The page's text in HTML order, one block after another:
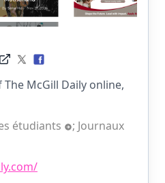
McGill Daily online,
étudiants
; Journaux